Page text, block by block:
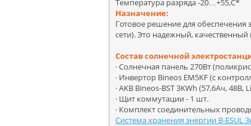
Температура разряда -20…+55,С*
Назначение:
Готовое решение для
сети). Это надежный,
Состав солнечной
· Солнечная панель 270Вт
· Инвертор Bineos EM5KF (с
· AKB Bineos-BST 3KWh (57,6Ач, 48В,
· Щит коммутации - 1 шт.
· Комплект соединительных
Cистема хранения энергии B-ESUL